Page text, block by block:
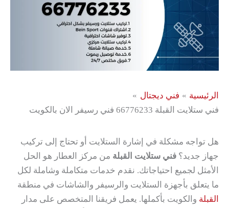
الرئيسية
فني ديجتال
فني ستلايت القبلة 66776233 فني رسيفر الان بالكويت
هل تواجه مشكلة في إشارة الستلايت أو تحتاج إلى تركيب
جهاز جديد؟ فني ستلايت القبلة من مركز العطار هو الحل
الأمثل لجميع احتياجاتك. نقدم خدمات متكاملة وشاملة لكل
ما يتعلق بأجهزة الستلايت والرسيفر والشاشات في منطقة
القبلة والكويت بأكملها. يعمل فريقنا المتخصص على مدار